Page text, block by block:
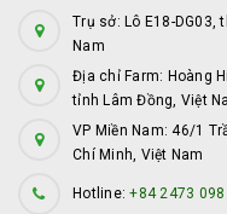
Trụ sở: Lô E18-DG03,
Nam
Địa chỉ Farm: Hoàng
tỉnh Lâm Đồng, Việt
VP Miền Nam: 46/1
Chí Minh, Việt Nam
Hotline:+84 2473 098